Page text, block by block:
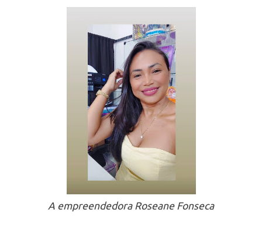
A empreendedora Roseane Fonseca